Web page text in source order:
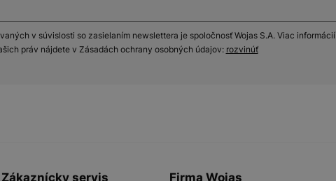
v súvislosti so zasielaním newslettera je spoločnosť Wojas S.A. Viac informácií
práv nájdete v Zásadách ochrany osobných údajov: rozvinúť
Zákaznícky servis Firma Wojas